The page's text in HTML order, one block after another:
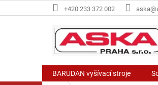
na
+420 233 372 002
BARUDAN vyšívací stroje